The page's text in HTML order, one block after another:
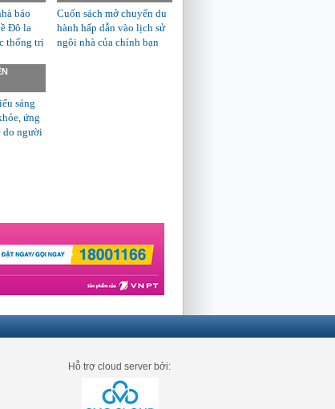
báo
Đô la
thống trị
Cuốn sách mở chuyến du
hành hấp dẫn vào lịch sử
ngôi nhà của chính bạn
sáng
ứng
do người
Hỗ trợ cloud server bởi: